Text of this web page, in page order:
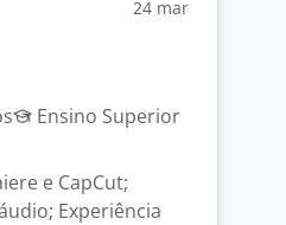
24 mar
Ensino Superior
e CapCut;
Experiência